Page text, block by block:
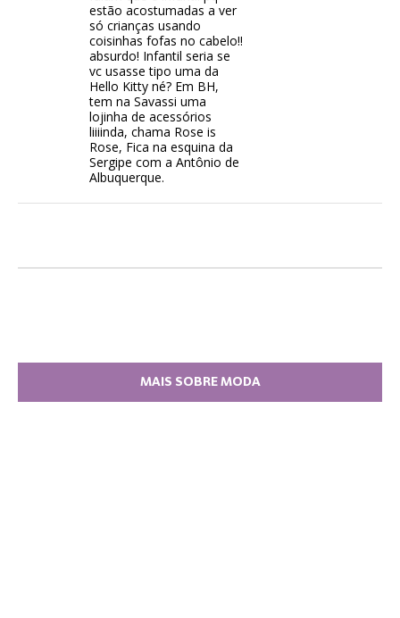
estão acostumadas a ver
só crianças usando
coisinhas fofas no cabelo!!
absurdo! Infantil seria se
vc usasse tipo uma da
Hello Kitty né? Em BH,
tem na Savassi uma
lojinha de acessórios
liiiinda, chama Rose is
Rose, Fica na esquina da
Sergipe com a Antônio de
Albuquerque.
MAIS SOBRE MODA